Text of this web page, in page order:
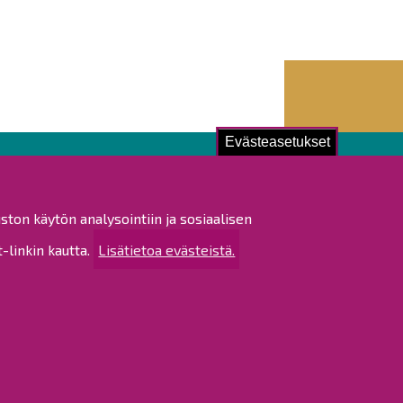
Evästeasetukset
käytön analysointiin ja sosiaalisen
linkin kautta.
Lisätietoa evästeistä.
ja pöytäkirjat